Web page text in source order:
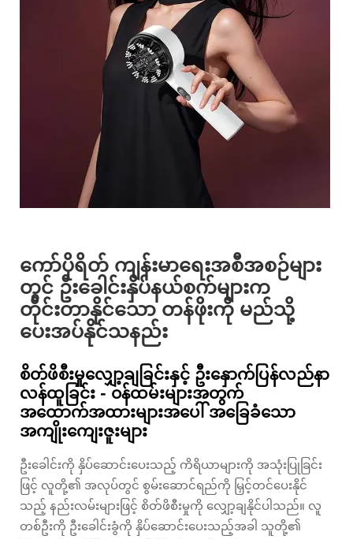
ကော်ပိုရိတ် ကျန်းမာရေးအစီအစဉ်များ
တွင် ဦးခေါင်းနှိပ်နယ်စက်များက
တိုင်းတာနိုင်သော တန်ဖိုးကို မည်သို့
ပေးအပ်နိုင်သနည်း
စိတ်ဖိစီးမှုလျှော့ချခြင်းနှင့် ဦးနှောက်ပြန်လည်နာ
လန်ထူခြင်း - ဝန်ထမ်းများအတွက်
အထောက်အထားများအပေါ် အခြေခံသော
အကျိုးကျေးဇူးများ
ဦးခေါင်းကို နှိပ်ဆောင်းပေးသည့် ကိရိယာများကို အသုံးပြုခြင်း
ဖြင့် လူတို့၏ အလုပ်တွင် စွမ်းဆောင်ရည်ကို မြှင့်တင်ပေးနိုင်
သည့် နည်းလမ်းများဖြင့် စိတ်ဖိစီးမှုကို လျှော့ချနိုင်ပါသည်။ လူ
တစ်ဦးကို ဦးခေါင်းခွံကို နှိပ်ဆောင်းပေးသည့်အခါ သူတို့၏